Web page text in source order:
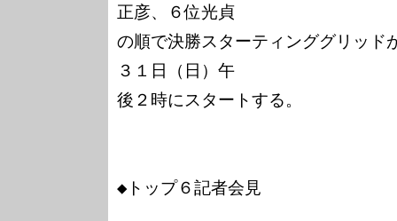
正彦、６位光貞
の順で決勝スターティンググリッド
３１日（日）午
後２時にスタートする。
◆トップ６記者会見